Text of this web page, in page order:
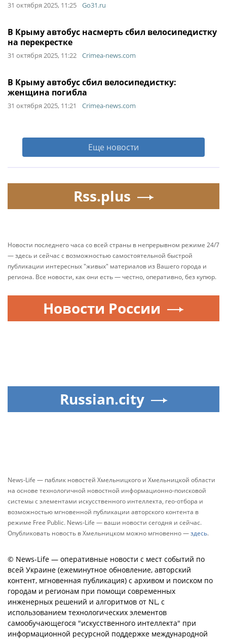
31 октября 2025, 11:25 Go31.ru
В Крыму автобус насмерть сбил велосипедистку
на перекрестке
31 октября 2025, 11:22 Crimea-news.com
В Крыму автобус сбил велосипедистку:
женщина погибла
31 октября 2025, 11:21 Crimea-news.com
Еще новости
Rss.plus
Новости последнего часа со всей страны в непрерывном режиме 24/7
— здесь и сейчас с возможностью самостоятельной быстрой
публикации интересных "живых" материалов из Вашего города и
региона. Все новости, как они есть — честно, оперативно, без купюр.
Новости России
Russian.city
News-Life — паблик новостей Хмельницкого и Хмельницкой области
на основе технологичной новостной информационно-поисковой
системы с элементами искусственного интеллекта, гео-отбора и
возможностью мгновенной публикации авторского контента в
режиме Free Public. News-Life — ваши новости сегодня и сейчас.
Опубликовать новость в Хмельницком можно мгновенно —здесь.
© News-Life — оперативные новости с мест событий по
всей Украине (ежеминутное обновление, авторский
контент, мгновенная публикация) с архивом и поиском по
городам и регионам при помощи современных
инженерных решений и алгоритмов от NL, с
использованием технологических элементов
самообучающегося "искусственного интеллекта" при
информационной ресурсной поддержке международной